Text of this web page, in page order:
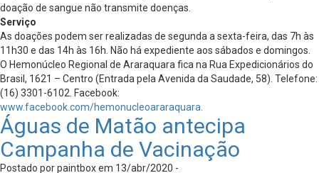
doação de sangue não transmite doenças.
Serviço
As doações podem ser realizadas de segunda a sexta-feira, das 7h às
11h30 e das 14h às 16h. Não há expediente aos sábados e domingos.
O Hemonúcleo Regional de Araraquara fica na Rua Expedicionários do
Brasil, 1621 – Centro (Entrada pela Avenida da Saudade, 58). Telefone:
(16) 3301-6102. Facebook:
www.facebook.com/hemonucleoararaquara.
Águas de Matão antecipa
Campanha de Vacinação
Postado por paintbox em 13/abr/2020 -